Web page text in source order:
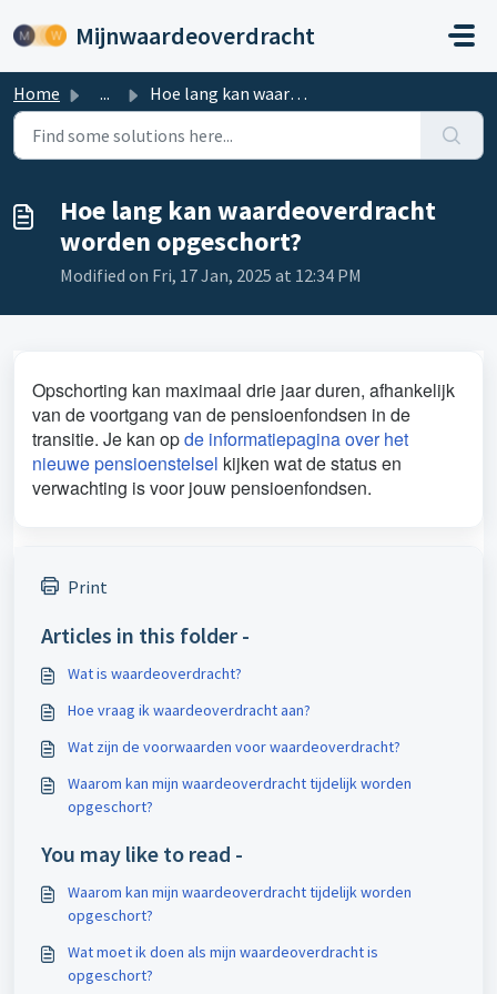
Mijnwaardeoverdracht
Home ... Hoe lang kan waardeoverdracht worden opgeschort?
Hoe lang kan waardeoverdracht
worden opgeschort?
Modified on Fri, 17 Jan, 2025 at 12:34 PM
Opschorting kan maximaal drie jaar duren, afhankelijk
van de voortgang van de pensioenfondsen in de
transitie. Je kan opde informatiepagina over het
nieuwe pensioenstelsel kijken wat de status en
verwachting is voor jouw pensioenfondsen.
Print
Articles in this folder -
Wat is waardeoverdracht?
Hoe vraag ik waardeoverdracht aan?
Wat zijn de voorwaarden voor waardeoverdracht?
Waarom kan mijn waardeoverdracht tijdelijk worden
opgeschort?
You may like to read -
Waarom kan mijn waardeoverdracht tijdelijk worden
opgeschort?
Wat moet ik doen als mijn waardeoverdracht is
opgeschort?